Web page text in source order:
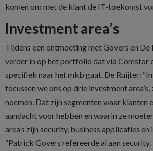
komen om met de klant de IT-toekomst
Investment area’s
Tijdens een ontmoeting met Govers en De
verder in op het portfolio dat via Comstor
specifiek naar het mkb gaat. De Ruijter:
focussen we ons op drie investment
noemen. Dat zijn segmenten waar klanten
aandacht voor hebben en waarin ze
area’s zijn security, business applicaties
“Patrick Govers refereerde al aan security.